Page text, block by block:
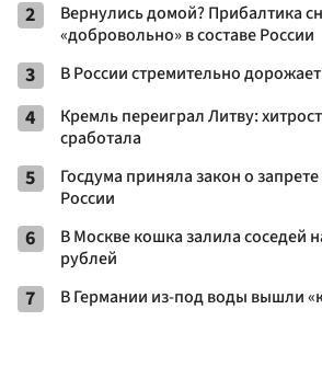
2
Вернулись домой? Прибалтика
«добровольно» в составе России
3 В России стремительно
4
Кремль переиграл Литву:
сработала
5
Госдума приняла закон о
России
6
В Москве кошка залила соседей
рублей
7 В Германии из-под воды вышли